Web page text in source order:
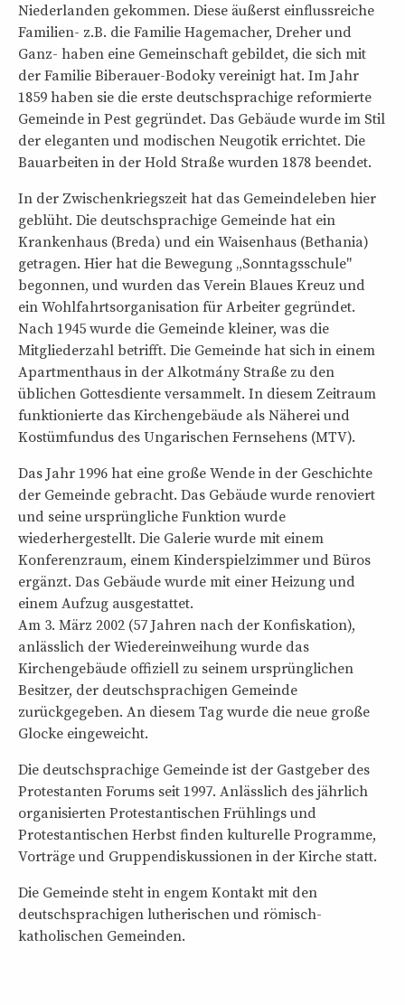
Niederlanden gekommen. Diese äußerst einflussreiche
Familien- z.B. die Familie Hagemacher, Dreher und
Ganz- haben eine Gemeinschaft gebildet, die sich mit
der Familie Biberauer-Bodoky vereinigt hat. Im Jahr
1859 haben sie die erste deutschsprachige reformierte
Gemeinde in Pest gegründet. Das Gebäude wurde im Stil
der eleganten und modischen Neugotik errichtet. Die
Bauarbeiten in der Hold Straße wurden 1878 beendet.
In der Zwischenkriegszeit hat das Gemeindeleben hier
geblüht. Die deutschsprachige Gemeinde hat ein
Krankenhaus (Breda) und ein Waisenhaus (Bethania)
getragen. Hier hat die Bewegung „Sonntagsschule"
begonnen, und wurden das Verein Blaues Kreuz und
ein Wohlfahrtsorganisation für Arbeiter gegründet.
Nach 1945 wurde die Gemeinde kleiner, was die
Mitgliederzahl betrifft. Die Gemeinde hat sich in einem
Apartmenthaus in der Alkotmány Straße zu den
üblichen Gottesdiente versammelt. In diesem Zeitraum
funktionierte das Kirchengebäude als Näherei und
Kostümfundus des Ungarischen Fernsehens (MTV).
Das Jahr 1996 hat eine große Wende in der Geschichte
der Gemeinde gebracht. Das Gebäude wurde renoviert
und seine ursprüngliche Funktion wurde
wiederhergestellt. Die Galerie wurde mit einem
Konferenzraum, einem Kinderspielzimmer und Büros
ergänzt. Das Gebäude wurde mit einer Heizung und
einem Aufzug ausgestattet.
Am 3. März 2002 (57 Jahren nach der Konfiskation),
anlässlich der Wiedereinweihung wurde das
Kirchengebäude offiziell zu seinem ursprünglichen
Besitzer, der deutschsprachigen Gemeinde
zurückgegeben. An diesem Tag wurde die neue große
Glocke eingeweicht.
Die deutschsprachige Gemeinde ist der Gastgeber des
Protestanten Forums seit 1997. Anlässlich des jährlich
organisierten Protestantischen Frühlings und
Protestantischen Herbst finden kulturelle Programme,
Vorträge und Gruppendiskussionen in der Kirche statt.
Die Gemeinde steht in engem Kontakt mit den
deutschsprachigen lutherischen und römisch-
katholischen Gemeinden.